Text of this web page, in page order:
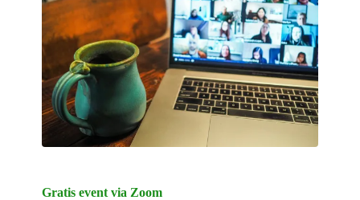
Gratis event via Zoom